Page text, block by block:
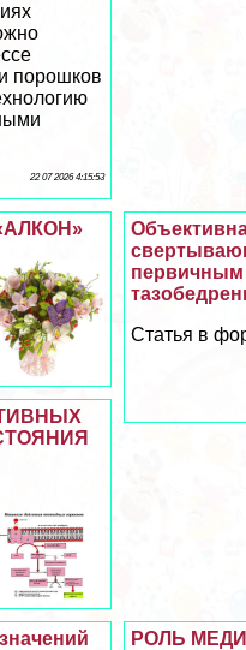
порошков
22 07 2026 4:15:53
первичным
Статья в
РОЛЬ